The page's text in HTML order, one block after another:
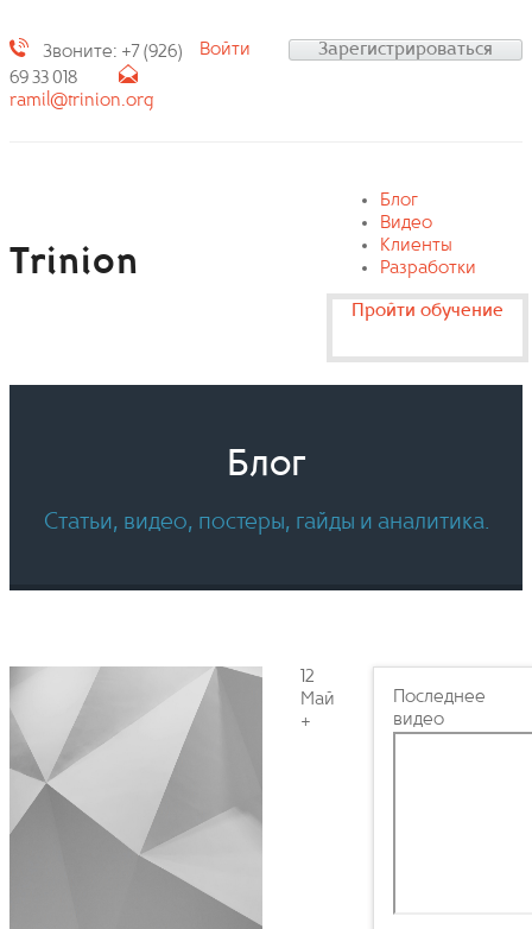
Звоните: +7 (926)
69 33 018
ramil@trinion.org
Войти Зарегистрироваться
Trinion
Блог
Видео
Клиенты
Разработки
Пройти обучение
Блог
Статьи, видео, постеры, гайды и аналитика.
12
Май
+
Последнее
видео